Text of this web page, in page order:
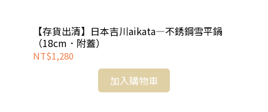
【存貨出清】日本吉川aikata—不銹鋼雪平鍋
（18cm．附蓋）
NT$1,280
加入購物車